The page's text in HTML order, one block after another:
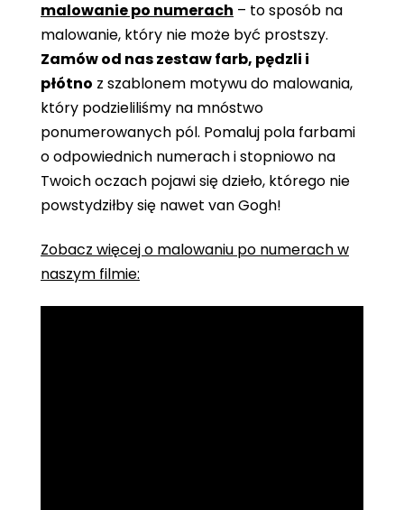
malowanie po numerach – to sposób na
malowanie, który nie może być prostszy.
Zamów od nas zestaw farb, pędzli i
płótno z szablonem motywu do malowania,
który podzieliliśmy na mnóstwo
ponumerowanych pól. Pomaluj pola farbami
o odpowiednich numerach i stopniowo na
Twoich oczach pojawi się dzieło, którego nie
powstydziłby się nawet van Gogh!
Zobacz więcej o malowaniu po numerach w
naszym filmie: